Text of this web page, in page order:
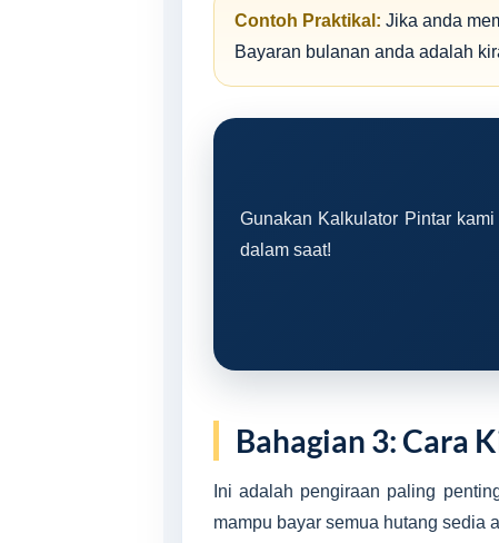
Contoh Praktikal: Jika anda
Bayaran bulanan anda adalah
Gunakan Kalkulator Pintar
dalam saat!
Bahagian 3: Cara
Ini adalah pengiraan paling
mampu bayar semua hutang sedia